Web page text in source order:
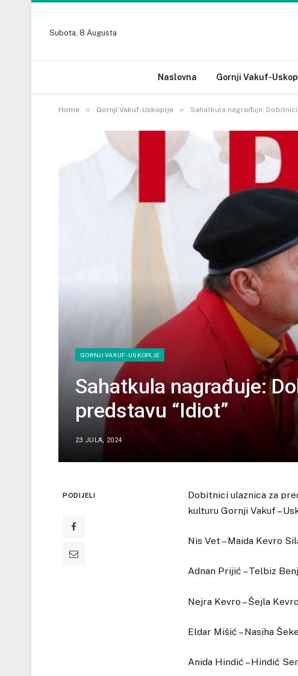
Subota, 8 Augusta
Naslovna Gornji Vakuf-
Home » Gornji Vakuf-Uskoplje » Sahatkula nagrađuje:
GORNJI VAKUF-USKOPLJE
Sahatkula nagrađuje:
predstavu “Idiot”
23 JULA, 2024
PODIJELI
Dobitnici ulaznica za
kulturu Gornji Vakuf –
Nis Vet – Maida Kevro
Adnan Prijić – Telbiz
Nejra Kevro – Šejla Kevro
Eldar Mišić – Nasiha
Anida Hindić – Hindić